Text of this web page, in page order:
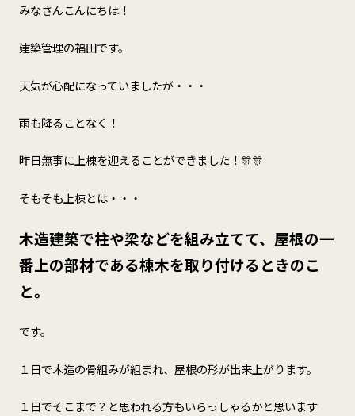
みなさんこんにちは！
建築管理の福田です。
天気が心配になっていましたが・・・
雨も降ることなく！
昨日無事に上棟を迎えることができました！🎊🎊
そもそも上棟とは・・・
木造建築で柱や梁などを組み立てて、屋根の一
番上の部材である棟木を取り付けるときのこ
と。
です。
１日で木造の骨組みが組まれ、屋根の形が出来上がります。
１日でそこまで？と思われる方もいらっしゃるかと思います